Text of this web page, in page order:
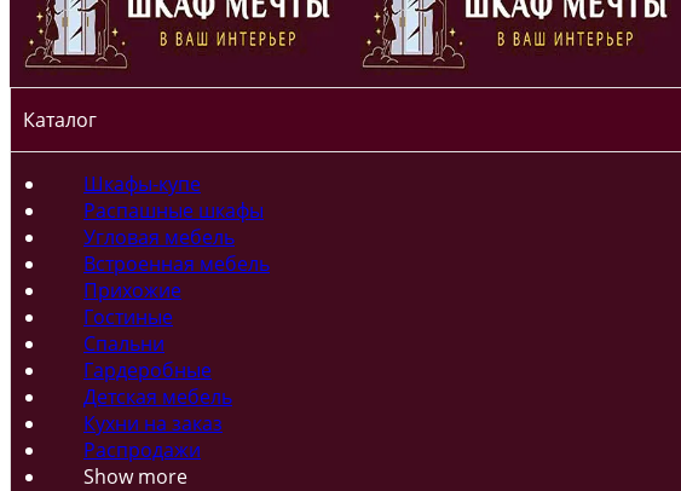
Каталог
Шкафы-купе
Распашные шкафы
Угловая мебель
Встроенная мебель
Прихожие
Гостиные
Спальни
Гардеробные
Детская мебель
Кухни на заказ
Распродажи
Show more